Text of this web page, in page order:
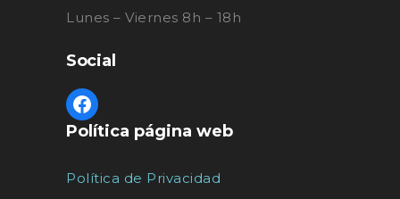
Lunes – Viernes 8h – 18h
Social
Política página web
Política de Privacidad